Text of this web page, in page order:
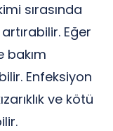
sırasında
Eğer
bakım
Enfeksiyon
ve kötü